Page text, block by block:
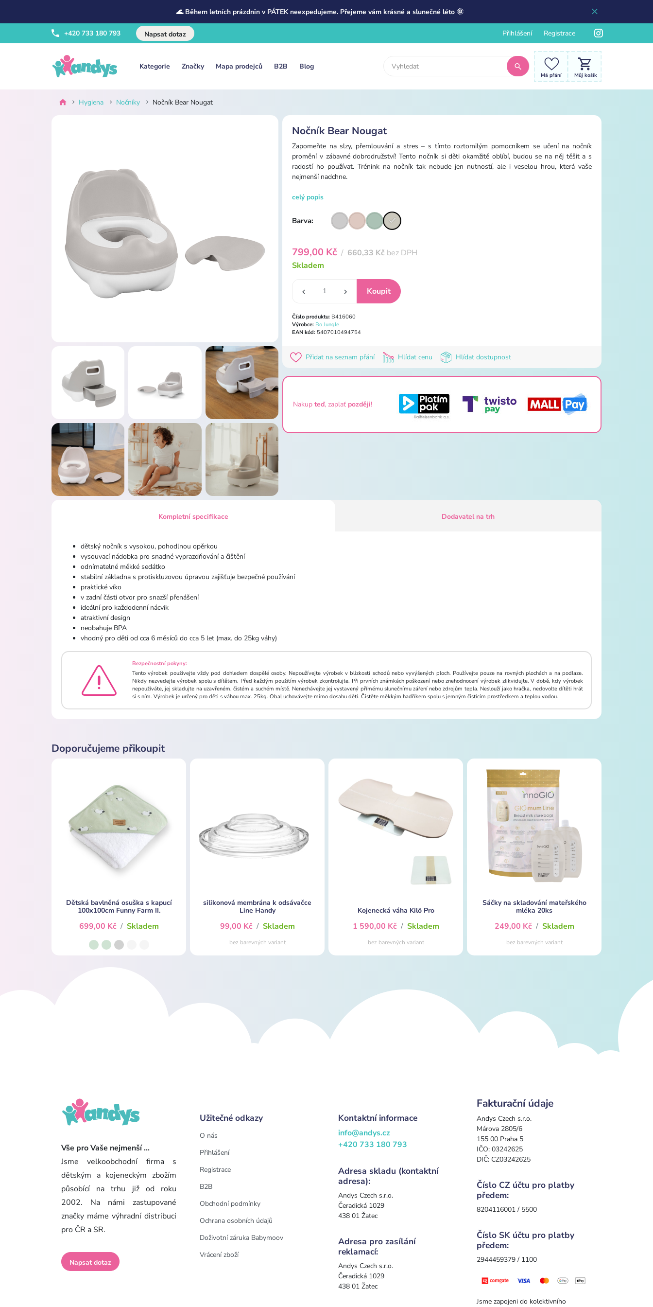
🌊 Během letních prázdnin v PÁTEK neexpedujeme. Přejeme vám krásné a slunečné léto 🌞
+420 733 180 793 Napsat dotaz Přihlášení Registrace
Kategorie Značky Mapa prodejců B2B Blog
Má přání Můj košík
Hygiena Nočníky Nočník Bear Nougat
Nočník Bear Nougat
Zapomeňte na slzy, přemlouvání a stres – s tímto roztomilým pomocníkem se učení na nočník
promění v zábavné dobrodružství! Tento nočník si děti okamžitě oblíbí, budou se na něj těšit a s
radostí ho používat. Trénink na nočník tak nebude jen nutností, ale i veselou hrou, která vaše
nejmenší nadchne.
celý popis
Barva:
799,00 Kč / 660,33 Kč bez DPH
Skladem
Číslo produktu: B416060
Výrobce: Bo Jungle
EAN kód: 5407010494754
Přidat na seznam přání Hlídat cenu Hlídat dostupnost
Nakup teď, zaplať později!
Kompletní specifikace Dodavatel na trh
dětský nočník s vysokou, pohodlnou opěrkou
vysouvací nádobka pro snadné vyprazdňování a čištění
odnímatelné měkké sedátko
stabilní základna s protiskluzovou úpravou zajišťuje bezpečné používání
praktické víko
v zadní části otvor pro snazší přenášení
ideální pro každodenní nácvik
atraktivní design
neobahuje BPA
vhodný pro děti od cca 6 měsíců do cca 5 let (max. do 25kg váhy)
Bezpečnostní pokyny:
Tento výrobek používejte vždy pod dohledem dospělé osoby. Nepoužívejte výrobek v blízkosti schodů nebo vyvýšených ploch. Používejte pouze na rovných plochách a na podlaze.
Nikdy nezvedejte výrobek spolu s dítětem. Před každým použitím výrobek zkontrolujte. Při prvních známkách poškození nebo znehodnocení výrobek zlikvidujte. V době, kdy výrobek
nepoužíváte, jej skladujte na uzavřeném, čistém a suchém místě. Nenechávejte jej vystavený přímému slunečnímu záření nebo zdrojům tepla. Neslouží jako hračka, nedovolte dítěti hrát
si s ním. Výrobek je určený pro děti s váhou max. 25kg. Obal uchovávejte mimo dosahu dětí. Čistěte měkkým hadříkem spolu s jemným čistícím prostředkem a teplou vodou.
Doporučujeme přikoupit
Dětská bavlněná osuška s kapucí
100x100cm Funny Farm II.
699,00 Kč / Skladem
silikonová membrána k odsávačce
Line Handy
99,00 Kč / Skladem
bez barevných variant
Kojenecká váha Kilö Pro
1 590,00 Kč / Skladem
bez barevných variant
Sáčky na skladování mateřského
mléka 20ks
249,00 Kč / Skladem
bez barevných variant
Vše pro Vaše nejmenší ...
Jsme velkoobchodní firma s
dětským a kojeneckým zbožím
působící na trhu již od roku
2002. Na námi zastupované
značky máme výhradní distribuci
pro ČR a SR.
Napsat dotaz
Užitečné odkazy
O nás
Přihlášení
Registrace
B2B
Obchodní podmínky
Ochrana osobních údajů
Doživotní záruka Babymoov
Vrácení zboží
Kontaktní informace
info@andys.cz
+420 733 180 793
Adresa skladu (kontaktní
adresa):
Andys Czech s.r.o.
Čeradická 1029
438 01 Žatec
Adresa pro zasílání
reklamací:
Andys Czech s.r.o.
Čeradická 1029
438 01 Žatec
Fakturační údaje
Andys Czech s.r.o.
Márova 2805/6
155 00 Praha 5
IČO: 03242625
DIČ: CZ03242625
Číslo CZ účtu pro platby
předem:
8204116001 / 5500
Číslo SK účtu pro platby
předem:
2944459379 / 1100
Jsme zapojeni do kolektivního